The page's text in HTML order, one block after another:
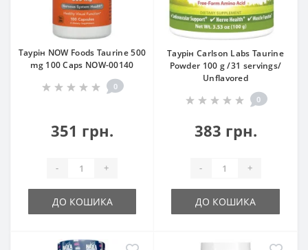
Таурін NOW Foods Taurine 500
mg 100 Caps NOW-00140
0
351 грн.
- +
ДО КОШИКА
Таурін Carlson Labs Taurine
Powder 100 g /31 servings/
Unflavored
0
383 грн.
- +
ДО КОШИКА